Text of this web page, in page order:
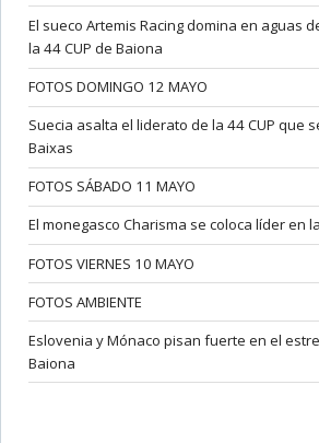
El sueco Artemis Racing domina en aguas
la 44 CUP de Baiona
FOTOS DOMINGO 12 MAYO
Suecia asalta el liderato de la 44 CUP que
Baixas
FOTOS SÁBADO 11 MAYO
El monegasco Charisma se coloca líder en
FOTOS VIERNES 10 MAYO
FOTOS AMBIENTE
Eslovenia y Mónaco pisan fuerte en el
Baiona